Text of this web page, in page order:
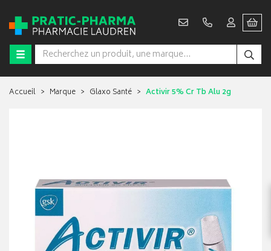
Accueil Marque Glaxo Santé Activir 5% Cr Tb Alu 2g